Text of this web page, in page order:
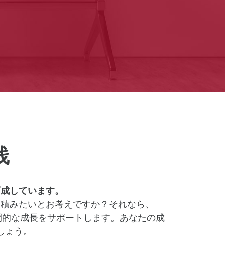
しています。
みたいとお考えですか？それなら、
な成長をサポートします。あなたの成
う。